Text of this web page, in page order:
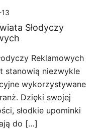
Słodyczy
Reklamowych
stanowią niezwykle
wykorzystywane
Dzięki swojej
słodkie upominki
do […]